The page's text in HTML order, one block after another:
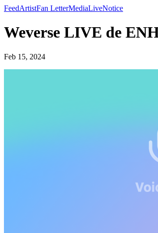
FeedArtistFan LetterMediaLiveNotice
Weverse LIVE de
Feb 15, 2024